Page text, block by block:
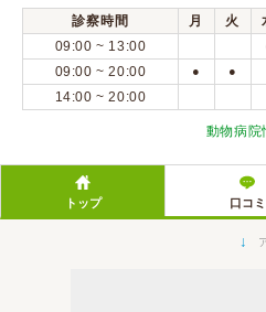
Calooペットとは？
口コミ投稿
診察時間 月 火
09:00 ~ 13:00
09:00 ~ 20:00 ● ●
14:00 ~ 20:00
動物病院
トップ 口コミ
↓